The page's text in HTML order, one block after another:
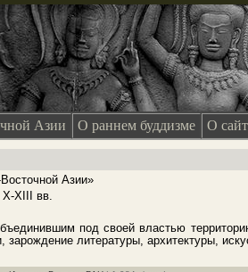
Азии О раннем буддизме О
Азии»
XIII вв.
под своей властью
зарождение литературы, архитектуры,